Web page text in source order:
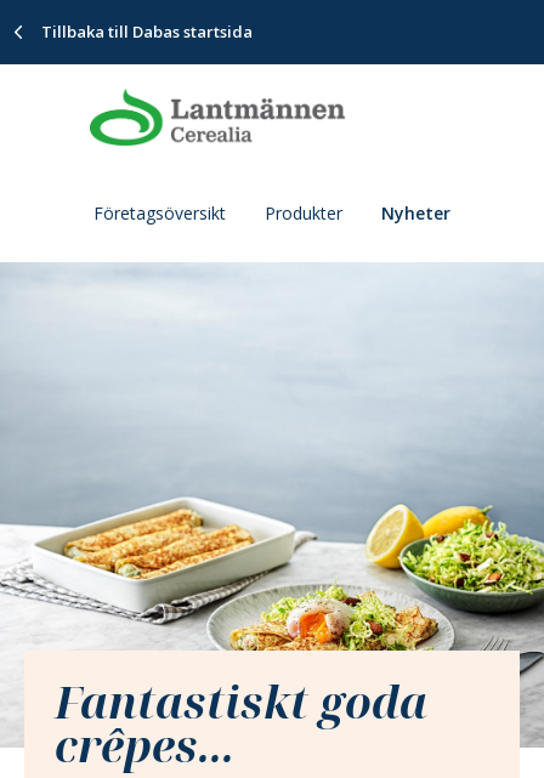
Tillbaka till Dabas startsida
Företagsöversikt Produkter Nyheter
Fantastiskt goda
crêpes...